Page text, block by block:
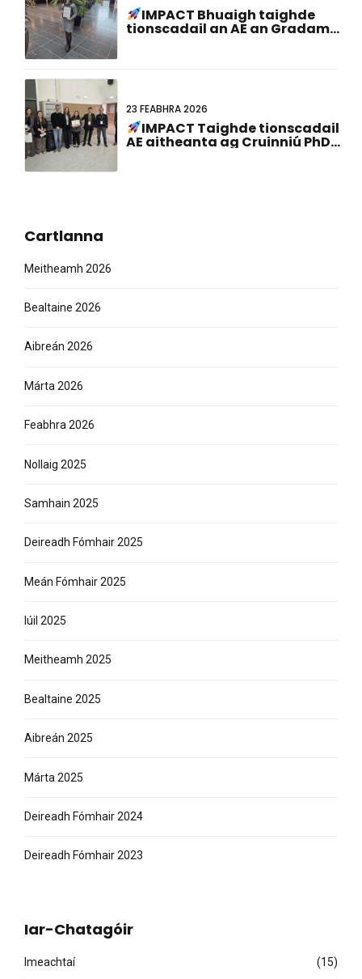
IMPACT Bhuaigh taighde
tionscadail an AE an Gradam
23 FEABHRA 2026
IMPACT Taighde tionscadail
AE aitheanta ag Cruinniú PhD
Cartlanna
Meitheamh 2026
Bealtaine 2026
Aibreán 2026
Márta 2026
Feabhra 2026
Nollaig 2025
Samhain 2025
Deireadh Fómhair 2025
Meán Fómhair 2025
Iúil 2025
Meitheamh 2025
Bealtaine 2025
Aibreán 2025
Márta 2025
Deireadh Fómhair 2024
Deireadh Fómhair 2023
Iar-Chatagóir
Imeachtaí (15)